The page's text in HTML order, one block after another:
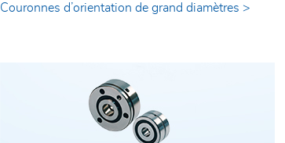
Couronnes d’orientation de grand diamètres >